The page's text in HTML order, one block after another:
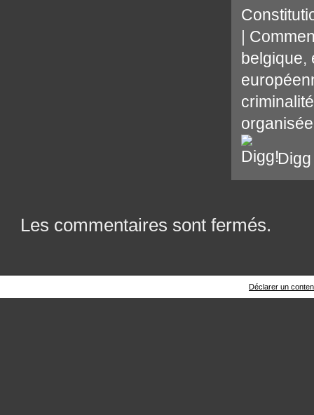
|
belgique,
criminalité
organisée
Digg
Les commentaires sont fermés.
Déclarer un